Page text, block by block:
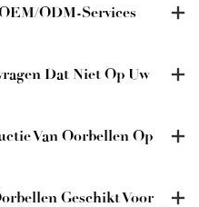
ODM-Services
Dat Niet Op Uw
Van Oorbellen Op
Geschikt Voor